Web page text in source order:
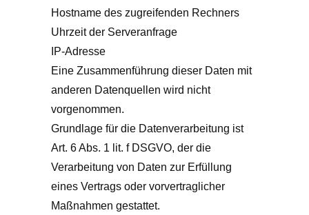
Hostname des zugreifenden Rechners
Uhrzeit der Serveranfrage
IP-Adresse
Eine Zusammenführung dieser Daten mit
anderen Datenquellen wird nicht
vorgenommen.
Grundlage für die Datenverarbeitung ist
Art. 6 Abs. 1 lit. f DSGVO, der die
Verarbeitung von Daten zur Erfüllung
eines Vertrags oder vorvertraglicher
Maßnahmen gestattet.